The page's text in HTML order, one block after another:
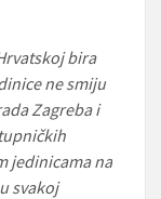
bira
ne smiju
Zagreba i
jedinicama na
svakoj